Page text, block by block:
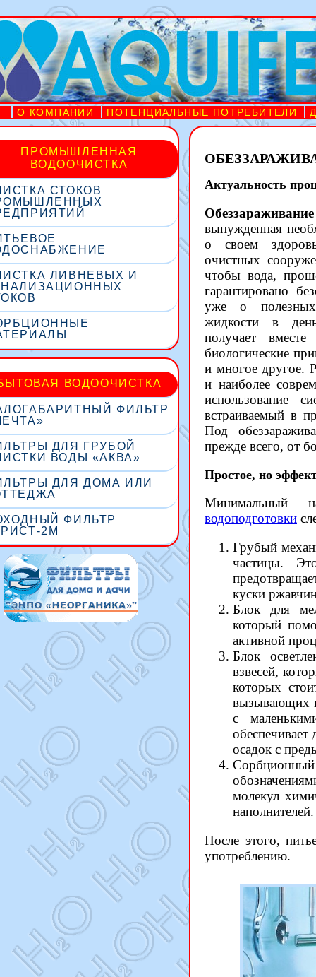
О КОМПАНИИ ПОТЕНЦИАЛЬНЫЕ ПОТРЕБИТЕЛИ
ПРОМЫШЛЕННАЯ
ВОДООЧИСТКА
СТОКОВ
ЛИВНЕВЫХ И
ВОДООЧИСТКА
ФИЛЬТР
ДЛЯ ГРУБОЙ
ВОДЫ «АКВА»
ДЛЯ ДОМА ИЛИ
ФИЛЬТР
2М
Актуальность
вынужденная
о своем
очистных
чтобы вода,
гарантировано
уже о полезных
жидкости в
получает
биологические
и многое другое.
и наиболее
использование
встраиваемый в
Под
прежде всего, от
Простое, но
Минимальный
водоподготовки
Грубый
частицы.
куски
Блок для
который
активной
Блок
взвесей,
которых
вызывающих
с
обеспечивает
осадок с
молекул
наполнителей.
После этого,
употреблению.